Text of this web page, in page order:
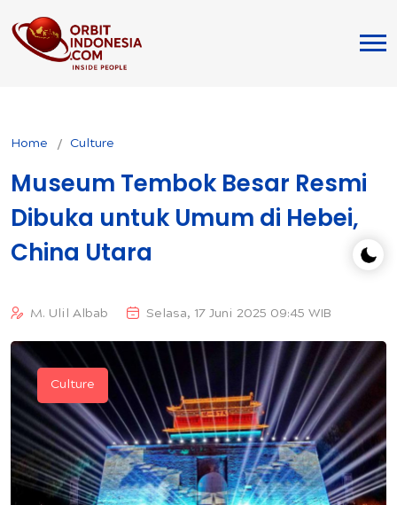
Home Culture
Museum Tembok Besar Resmi
Dibuka untuk Umum di Hebei,
China Utara
M. Ulil Albab Selasa, 17 Juni 2025 09:45 WIB
Culture